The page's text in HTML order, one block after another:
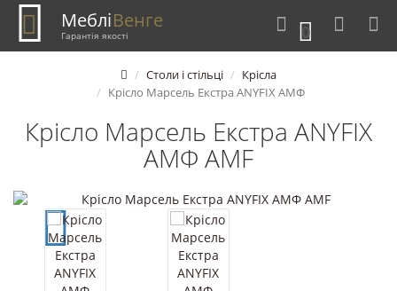
0
МебліВенге
Гарантія якості
Столи і стільці
Крісла
Крісло Марсель Екстра ANYFIX АМФ
Крісло Марсель Екстра ANYFIX
АМФ AMF